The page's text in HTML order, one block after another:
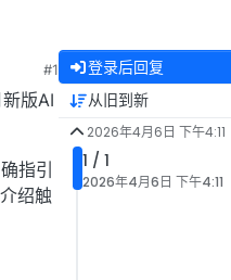
#1
版AI
指引
绍触
登录后回复
从旧到新
2026年4月6日 下午4:11
1 / 1
2026年4月6日 下午4:11